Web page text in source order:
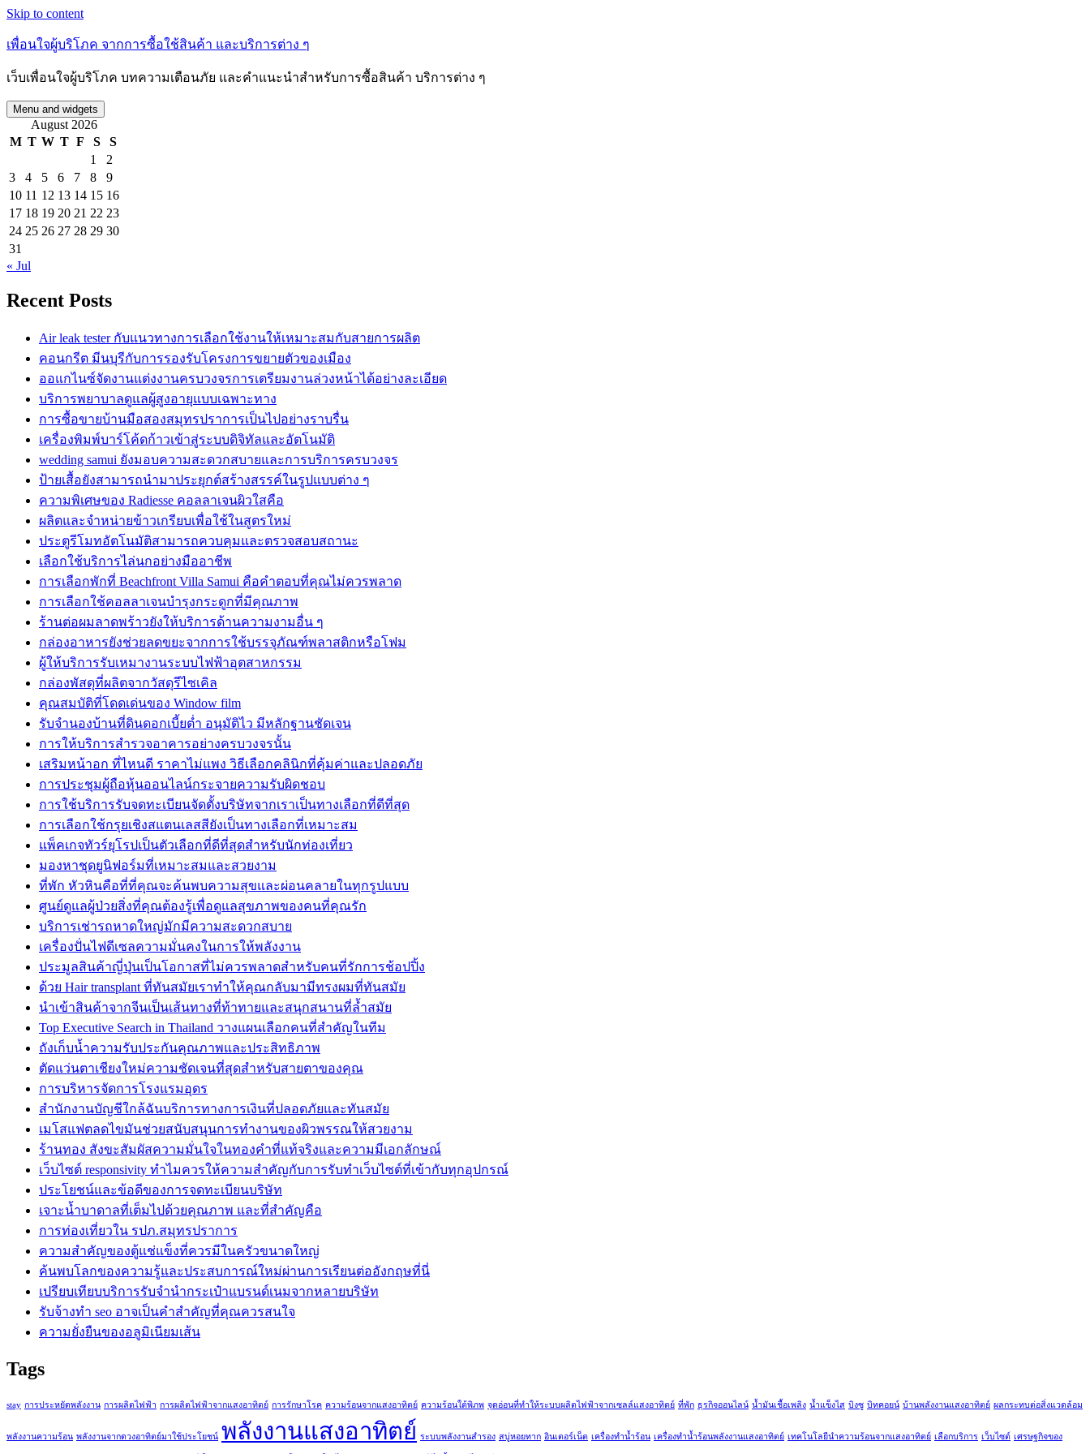
Skip to content
เพื่อนใจผู้บริโภค จากการซื้อใช้สินค้า และบริการต่าง ๆ
เว็บเพื่อนใจผู้บริโภค บทความเตือนภัย และคำแนะนำสำหรับการซื้อสินค้า บริการต่าง ๆ
Menu and widgets
August 2026
M T W T F S
S
1
2
3
4 5 6 7 8
9
10 11 12 13 14 15 16
17 18 19 20 21 22 23
24 25 26 27 28 29 30
31
« Jul
Recent Posts
Air leak tester กับแนวทางการเลือกใช้งานให้เหมาะสมกับสายการผลิต
คอนกรีต มีนบุรีกับการรองรับโครงการขยายตัวของเมือง
ออแกไนซ์จัดงานแต่งงานครบวงจรการเตรียมงานล่วงหน้าได้อย่างละเอียด
บริการพยาบาลดูแลผู้สูงอายุแบบเฉพาะทาง
การซื้อขายบ้านมือสองสมุทรปราการเป็นไปอย่างราบรื่น
เครื่องพิมพ์บาร์โค้ดก้าวเข้าสู่ระบบดิจิทัลและอัตโนมัติ
wedding samui ยังมอบความสะดวกสบายและการบริการครบวงจร
ป้ายเสื้อยังสามารถนำมาประยุกต์สร้างสรรค์ในรูปแบบต่าง ๆ
ความพิเศษของ Radiesse คอลลาเจนผิวใสคือ
ผลิตและจำหน่ายข้าวเกรียบเพื่อใช้ในสูตรใหม่
ประตูรีโมทอัตโนมัติสามารถควบคุมและตรวจสอบสถานะ
เลือกใช้บริการไล่นกอย่างมืออาชีพ
การเลือกพักที่ Beachfront Villa Samui คือคำตอบที่คุณไม่ควรพลาด
การเลือกใช้คอลลาเจนบำรุงกระดูกที่มีคุณภาพ
ร้านต่อผมลาดพร้าวยังให้บริการด้านความงามอื่น ๆ
กล่องอาหารยังช่วยลดขยะจากการใช้บรรจุภัณฑ์พลาสติกหรือโฟม
ผู้ให้บริการรับเหมางานระบบไฟฟ้าอุตสาหกรรม
กล่องพัสดุที่ผลิตจากวัสดุรีไซเคิล
คุณสมบัติที่โดดเด่นของ Window film
รับจำนองบ้านที่ดินดอกเบี้ยต่ำ อนุมัติไว มีหลักฐานชัดเจน
การให้บริการสำรวจอาคารอย่างครบวงจรนั้น
เสริมหน้าอก ที่ไหนดี ราคาไม่แพง วิธีเลือกคลินิกที่คุ้มค่าและปลอดภัย
การประชุมผู้ถือหุ้นออนไลน์กระจายความรับผิดชอบ
การใช้บริการรับจดทะเบียนจัดตั้งบริษัทจากเราเป็นทางเลือกที่ดีที่สุด
การเลือกใช้กรุยเชิงสแตนเลสสียังเป็นทางเลือกที่เหมาะสม
แพ็คเกจทัวร์ยุโรปเป็นตัวเลือกที่ดีที่สุดสำหรับนักท่องเที่ยว
มองหาชุดยูนิฟอร์มที่เหมาะสมและสวยงาม
ที่พัก หัวหินคือที่ที่คุณจะค้นพบความสุขและผ่อนคลายในทุกรูปแบบ
ศูนย์ดูแลผู้ป่วยสิ่งที่คุณต้องรู้เพื่อดูแลสุขภาพของคนที่คุณรัก
บริการเช่ารถหาดใหญ่มักมีความสะดวกสบาย
เครื่องปั่นไฟดีเซลความมั่นคงในการให้พลังงาน
ประมูลสินค้าญี่ปุ่นเป็นโอกาสที่ไม่ควรพลาดสำหรับคนที่รักการช้อปปิ้ง
ด้วย Hair transplant ที่ทันสมัยเราทำให้คุณกลับมามีทรงผมที่ทันสมัย
นำเข้าสินค้าจากจีนเป็นเส้นทางที่ท้าทายและสนุกสนานที่ล้ำสมัย
Top Executive Search in Thailand วางแผนเลือกคนที่สำคัญในทีม
ถังเก็บน้ำความรับประกันคุณภาพและประสิทธิภาพ
ตัดแว่นตาเชียงใหม่ความชัดเจนที่สุดสำหรับสายตาของคุณ
การบริหารจัดการโรงแรมอุดร
สำนักงานบัญชีใกล้ฉันบริการทางการเงินที่ปลอดภัยและทันสมัย
เมโสแฟตลดไขมันช่วยสนับสนุนการทำงานของผิวพรรณให้สวยงาม
ร้านทอง สังขะสัมผัสความมั่นใจในทองคำที่แท้จริงและความมีเอกลักษณ์
เว็บไซต์ responsivity ทำไมควรให้ความสำคัญกับการรับทำเว็บไซต์ที่เข้ากับทุกอุปกรณ์
ประโยชน์และข้อดีของการจดทะเบียนบริษัท
เจาะน้ำบาดาลที่เต็มไปด้วยคุณภาพ และที่สำคัญคือ
การท่องเที่ยวใน รปภ.สมุทรปราการ
ความสำคัญของตู้แช่แข็งที่ควรมีในครัวขนาดใหญ่
ค้นพบโลกของความรู้และประสบการณ์ใหม่ผ่านการเรียนต่ออังกฤษที่นี่
เปรียบเทียบบริการรับจำนำกระเป๋าแบรนด์เนมจากหลายบริษัท
รับจ้างทำ seo อาจเป็นคำสำคัญที่คุณควรสนใจ
ความยั่งยืนของอลูมิเนียมเส้น
Tags
stay การประหยัดพลังงาน การผลิตไฟฟ้า การผลิตไฟฟ้าจากแสงอาทิตย์ การรักษาโรค ความร้อนจากแสงอาทิตย์ ความร้อนใต้พิภพ จุดอ่อนที่ทำให้ระบบผลิตไฟฟ้าจากเซลล์แสงอาทิตย์ ที่พัก ธุรกิจออนไลน์ น้ำมันเชื้อเพลิง น้ำแข็งไส บิงซู บิทคอยน์ บ้านพลังงานแสงอาทิตย์ ผลกระทบต่อสิ่งแวดล้อม
พลังงานความร้อน พลังงานจากดวงอาทิตย์มาใช้ประโยชน์ พลังงานแสงอาทิตย์ ระบบพลังงานสำรอง สบู่หอยทาก อินเตอร์เน็ต เครื่องทำน้ำร้อน เครื่องทำน้ำร้อนพลังงานแสงอาทิตย์ เทคโนโลยีนำความร้อนจากแสงอาทิตย์ เลือกบริการ เว็บไซต์ เศรษฐกิจของ